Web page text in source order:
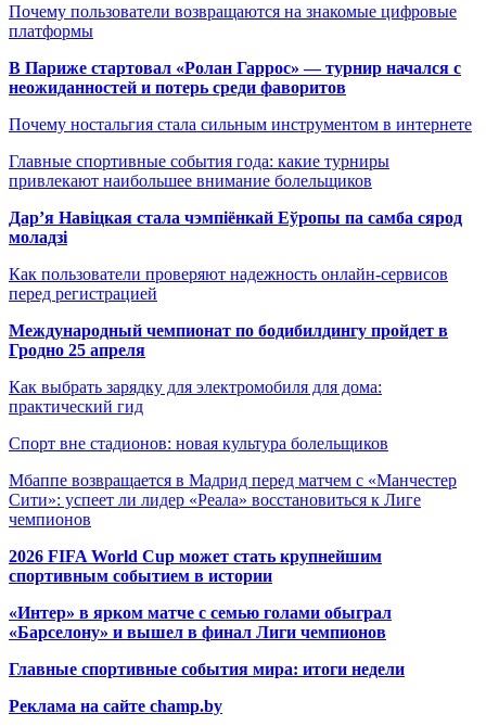
Почему пользователи возвращаются на знакомые цифровые
платформы
В Париже стартовал «Ролан Гаррос» — турнир начался с
неожиданностей и потерь среди фаворитов
Почему ностальгия стала сильным инструментом в интернете
Главные спортивные события года: какие турниры
привлекают наибольшее внимание болельщиков
Дар’я Навіцкая стала чэмпіёнкай Еўропы па самба сярод
моладзі
Как пользователи проверяют надежность онлайн-сервисов
перед регистрацией
Международный чемпионат по бодибилдингу пройдет в
Гродно 25 апреля
Как выбрать зарядку для электромобиля для дома:
практический гид
Спорт вне стадионов: новая культура болельщиков
Мбаппе возвращается в Мадрид перед матчем с «Манчестер
Сити»: успеет ли лидер «Реала» восстановиться к Лиге
чемпионов
2026 FIFA World Cup может стать крупнейшим
спортивным событием в истории
«Интер» в ярком матче с семью голами обыграл
«Барселону» и вышел в финал Лиги чемпионов
Главные спортивные события мира: итоги недели
Реклама на сайте champ.by